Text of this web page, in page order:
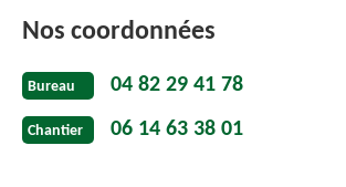
Nos coordonnées
Bureau 04 82 29 41 78
Chantier 06 14 63 38 01